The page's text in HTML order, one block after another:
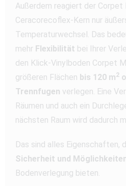
Außerdem reagiert der Corpet
Ceracorecoflex-Kern nur
Temperaturwechsel. Das
mehr Flexibilität bei Ihrer
den Klick-Vinylboden Corpet
größeren Flächen bis 120 m2
Trennfugen verlegen. Eine
Räumen und auch ein
nächsten Raum wird dadurch
Das sind alles Eigenschaften,
Sicherheit und
Bodenverlegung bieten.